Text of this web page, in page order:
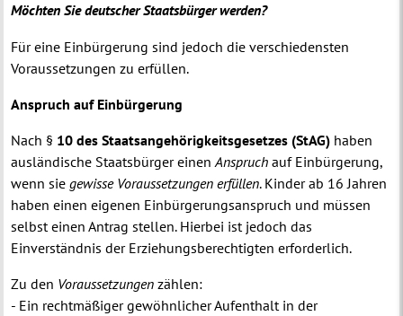
Möchten Sie deutscher Staatsbürger werden?
Für eine Einbürgerung sind jedoch die verschiedensten
Voraussetzungen zu erfüllen.
Anspruch auf Einbürgerung
Nach § 10 des Staatsangehörigkeitsgesetzes (StAG) haben
ausländische Staatsbürger einenAnspruchauf Einbürgerung,
wenn siegewisse Voraussetzungen erfüllen. Kinder ab 16 Jahren
haben einen eigenen Einbürgerungsanspruch und müssen
selbst einen Antrag stellen. Hierbei ist jedoch das
Einverständnis der Erziehungsberechtigten erforderlich.
Zu den Voraussetzungen zählen:
- Ein rechtmäßiger gewöhnlicher Aufenthalt in der